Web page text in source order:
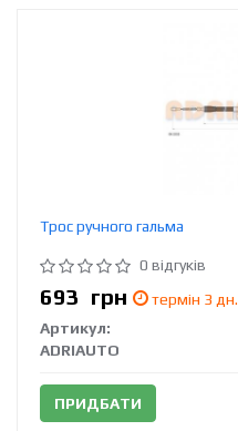
Трос ручного гальма
0 відгуків
693 грн
термін 3 дн.
Артикул:
ADRIAUTO
ПРИДБАТИ